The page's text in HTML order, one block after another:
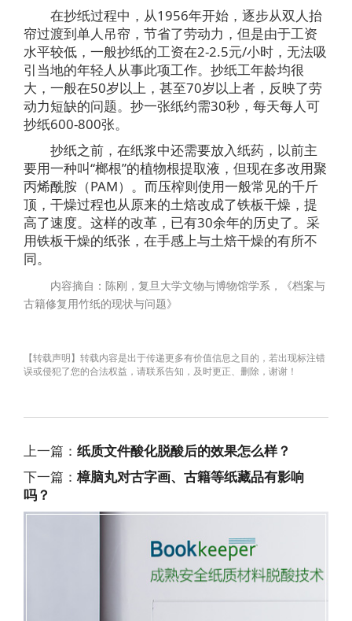
在抄纸过程中，从1956年开始，逐步从双人抬
帘过渡到单人吊帘，节省了劳动力，但是由于工资
水平较低，一般抄纸的工资在2-2.5元/小时，无法吸
引当地的年轻人从事此项工作。抄纸工年龄均很
大，一般在50岁以上，甚至70岁以上者，反映了劳
动力短缺的问题。抄一张纸约需30秒，每天每人可
抄纸600-800张。
抄纸之前，在纸浆中还需要放入纸药，以前主
要用一种叫“榔根”的植物根提取液，但现在多改用聚
丙烯酰胺（PAM）。而压榨则使用一般常见的千斤
顶，干燥过程也从原来的土焙改成了铁板干燥，提
高了速度。这样的改革，已有30余年的历史了。采
用铁板干燥的纸张，在手感上与土焙干燥的有所不
同。
内容摘自：陈刚，复旦大学文物与博物馆学系，《档案与
古籍修复用竹纸的现状与问题》
【转载声明】转载内容是出于传递更多有价值信息之目的，若出现标注错
误或侵犯了您的合法权益，请联系告知，及时更正、删除，谢谢！
上一篇： 纸质文件酸化脱酸后的效果怎么样？
下一篇： 樟脑丸对古字画、古籍等纸藏品有影响
吗？